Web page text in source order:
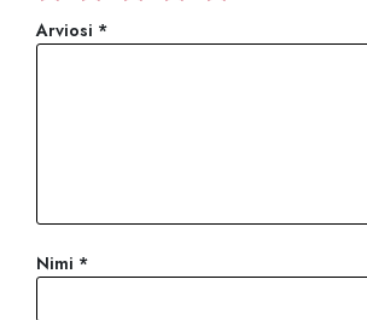
Arviosi *
Nimi *